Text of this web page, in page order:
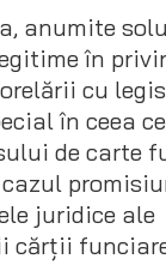
anumite
în
cu
în ceea
de carte
juridice ale
cărții